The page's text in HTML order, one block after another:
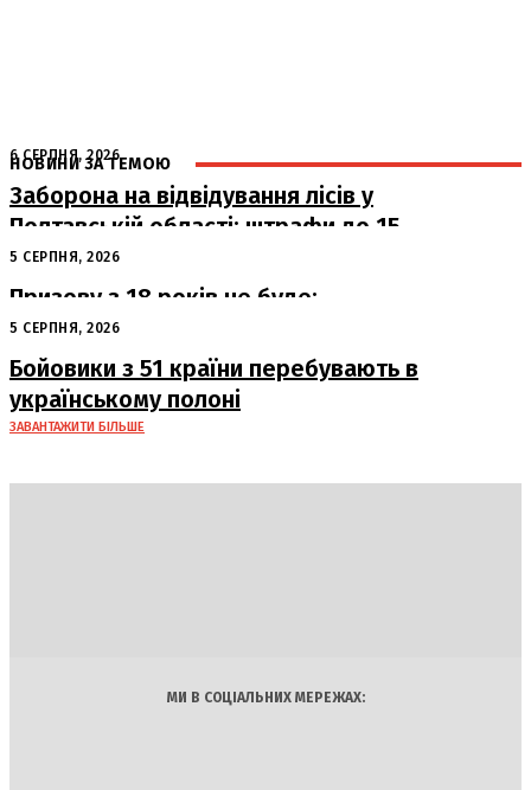
НОВИНИ ЗА ТЕМОЮ
6 СЕРПНЯ, 2026
Заборона на відвідування лісів у
Полтавській області: штрафи до 15
тисяч гривень
5 СЕРПНЯ, 2026
Призову з 18 років не буде:
офіційна позиція Офісу Президента
5 СЕРПНЯ, 2026
Бойовики з 51 країни перебувають в
українському полоні
ЗАВАНТАЖИТИ БІЛЬШЕ
МИ В СОЦІАЛЬНИХ МЕРЕЖАХ: